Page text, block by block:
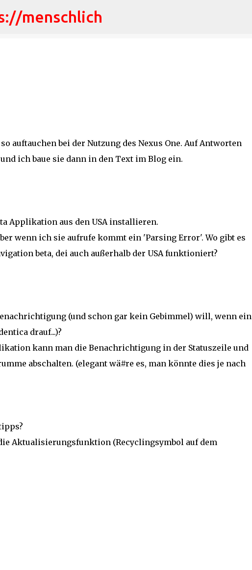
Direkt zum Hauptbereich
menschlich
auftauchen bei der Nutzung des Nexus One. Auf Antworten
ich baue sie dann in den Text im Blog ein.
Applikation aus den USA installieren.
wenn ich sie aufrufe kommt ein 'Parsing Error'. Wo gibt es
beta, dei auch außerhalb der USA funktioniert?
(und schon gar kein Gebimmel) will, wenn ein
drauf...)?
kann man die Benachrichtigung in der Statuszeile und
abschalten. (elegant wä#re es, man könnte dies je nach
Aktualisierungsfunktion (Recyclingsymbol auf dem